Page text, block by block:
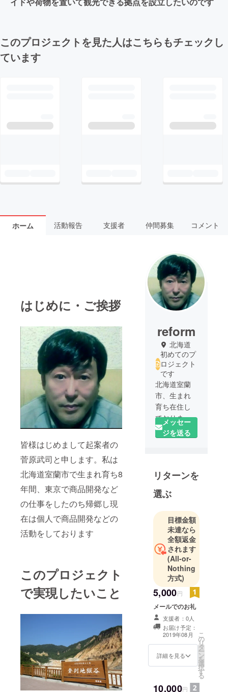
このプロジェクトを見た人はこちらもチェックし
ています
ホーム 活動報告 支援者 仲間募集 コメント
はじめに・ご挨拶
皆様はじめまして起案者の
菅原武司と申します。私は
北海道室蘭市で生まれ育ち8
年間、東京で商品開発など
の仕事をしたのち帰郷し現
在は個人で商品開発などの
活動をしております
このプロジェクト
で実現したいこと
reform
北海道
初めてのプ
ロジェクト
です
北海道室蘭
市、生まれ
育ち在住し
ております
商品開発が
よろしくお
ます
メッセー
ジを送る
リターンを
選ぶ
目標金額
未達なら
全額返金
されます
(All-or-
Nothing
方式)
5,000円
メールでのお礼
支援者：0人
お届け予定：
2019年08月
詳細を見る
こ
の
リ
タ
ー
ン
を
選
択
す
る
10,000円